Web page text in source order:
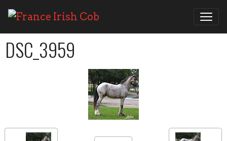
DSC_3959